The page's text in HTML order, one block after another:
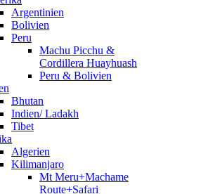
Argentinien
Bolivien
Peru
Machu Picchu &
Cordillera Huayhuash
Peru & Bolivien
Bhutan
Indien/ Ladakh
Tibet
Algerien
Kilimanjaro
Mt Meru+Machame
Route+Safari